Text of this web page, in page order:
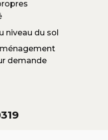
niveau du sol
demande